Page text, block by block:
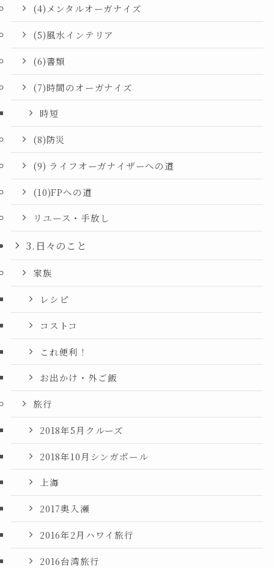
(4)メンタルオーガナイズ
(5)風水インテリア
(6)書類
(7)時間のオーガナイズ
時短
(8)防災
(9) ライフオーガナイザーへの道
(10)FPへの道
リユース・手放し
3.日々のこと
家族
レシピ
コストコ
これ便利！
お出かけ・外ご飯
旅行
2018年5月クルーズ
2018年10月シンガポール
上海
2017奥入瀬
2016年2月ハワイ旅行
2016台湾旅行